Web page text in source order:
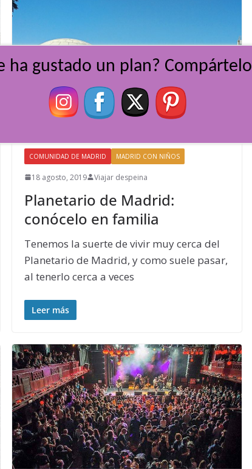
COMUNIDAD DE MADRID MADRID CON NIÑOS
18 agosto, 2019 Viajar despeina
Planetario de Madrid:
conócelo en familia
Tenemos la suerte de vivir muy cerca del
Planetario de Madrid, y como suele pasar,
al tenerlo cerca a veces
Leer más
ha gustado un plan? Compártelo